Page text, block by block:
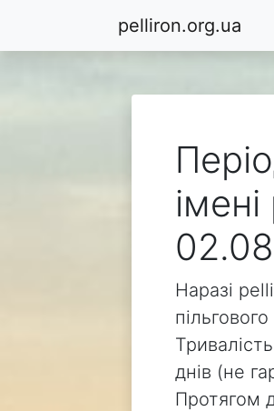
pelliron.org.ua
Наразі
днів (не
Протягом